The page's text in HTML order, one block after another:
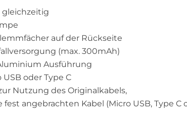
gleichzeitig
auf der Rückseite
(max. 300mAh)
Ausführung
oder Type C
Nutzung des Originalkabels,
fest angebrachten Kabel (Micro USB, Type C